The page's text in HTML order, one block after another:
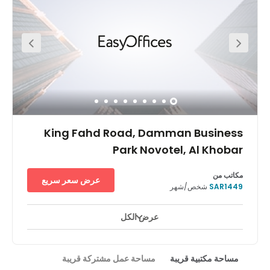
productively across all three floors of bright, modern
offices and meeting rooms and plug into the superfast
WiFi. When you need a break, step outside for a head-
clearing stroll by calming water features in the green,
landscaped surroundings.
King Fahd Road, Damman Business
Park Novotel, Al Khobar
مركز المدينة/البلدة
مجمع نوفوتيل التجاري، على الطريق السريع بين الخبر والدمام، يحتل هذا
مكاتب من
SAR1449شخص/شهر
عرض سعر سريع
عرض الكل
مساحة مكتبية قريبة مساحة عمل مشتركة قريبة